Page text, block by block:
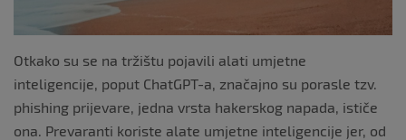
Otkako su se na tržištu pojavili alati umjetne
inteligencije, poput ChatGPT-a, značajno su porasle tzv.
phishing prijevare, jedna vrsta hakerskog napada, ističe
ona. Prevaranti koriste alate umjetne inteligencije jer, od